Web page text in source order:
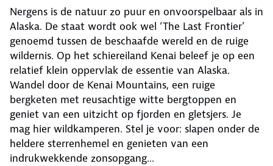
Nergens is de natuur zo puur en onvoorspelbaar als in
Alaska. De staat wordt ook wel ‘The Last Frontier’
genoemd tussen de beschaafde wereld en de ruige
wildernis. Op het schiereiland Kenai beleef je op een
relatief klein oppervlak de essentie van Alaska.
Wandel door de Kenai Mountains, een ruige
bergketen met reusachtige witte bergtoppen en
geniet van een uitzicht op fjorden en gletsjers. Je
mag hier wildkamperen. Stel je voor: slapen onder de
heldere sterrenhemel en genieten van een
indrukwekkende zonsopgang...